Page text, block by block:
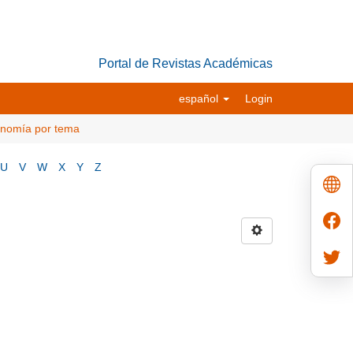
Portal de Revistas Académicas
español Login
por tema
U V W X Y Z